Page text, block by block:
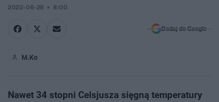
2022-06-26 8:00
Dodaj do Google
M.Ko
Nawet 34 stopni Celsjusza sięgną temperatury